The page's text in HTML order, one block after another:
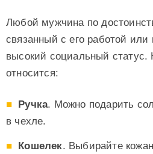
Любой мужчина по
связанный с его работой
высокий социальный статус.
относится:
Ручка. Можно подарить
в чехле.
Кошелек. Выбирайте